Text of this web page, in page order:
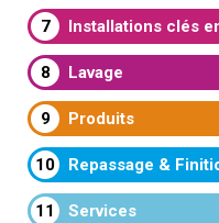
7 Installations clés
8 Lavage
9 Produits
10 Repassage &
11 Services